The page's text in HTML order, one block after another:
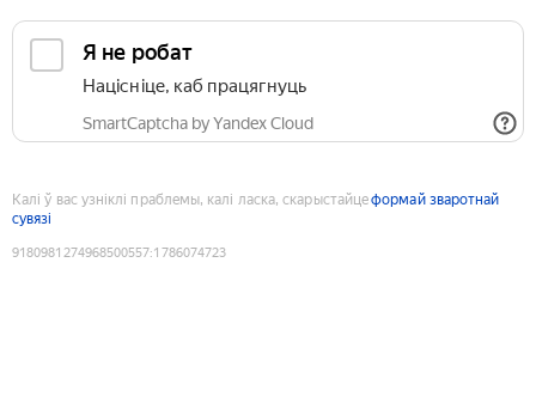
Я не робат
Націсніце, каб працягнуць
SmartCaptcha by Yandex Cloud
Калі ў вас узніклі праблемы, калі ласка, скарыстайцеформай зваротнай
сувязі
9180981274968500557:1786074723